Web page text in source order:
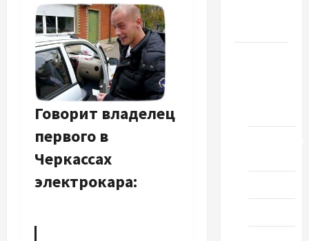
Говорит владелец
первого в
Черкассах
электрокара: